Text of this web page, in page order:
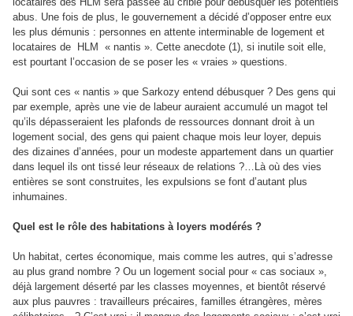
abus. Une fois de plus, le gouvernement a décidé d’opposer entre eux
les plus démunis : personnes en attente interminable de logement et
locataires de HLM « nantis ». Cette anecdote (1), si inutile soit elle,
est pourtant l’occasion de se poser les « vraies » questions.
Qui sont ces « nantis » que Sarkozy entend débusquer ? Des gens qui
par exemple, après une vie de labeur auraient accumulé un magot tel
qu’ils dépasseraient les plafonds de ressources donnant droit à un
logement social, des gens qui paient chaque mois leur loyer, depuis
des dizaines d’années, pour un modeste appartement dans un quartier
dans lequel ils ont tissé leur réseaux de relations ?…Là où des vies
entières se sont construites, les expulsions se font d’autant plus
inhumaines.
Quel est le rôle des habitations à loyers modérés ?
Un habitat, certes économique, mais comme les autres, qui s’adresse
au plus grand nombre ? Ou un logement social pour « cas sociaux »,
déjà largement déserté par les classes moyennes, et bientôt réservé
aux plus pauvres : travailleurs précaires, familles étrangères, mères